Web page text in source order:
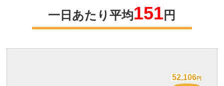
一日あたり平均151 円
52,106
52,106